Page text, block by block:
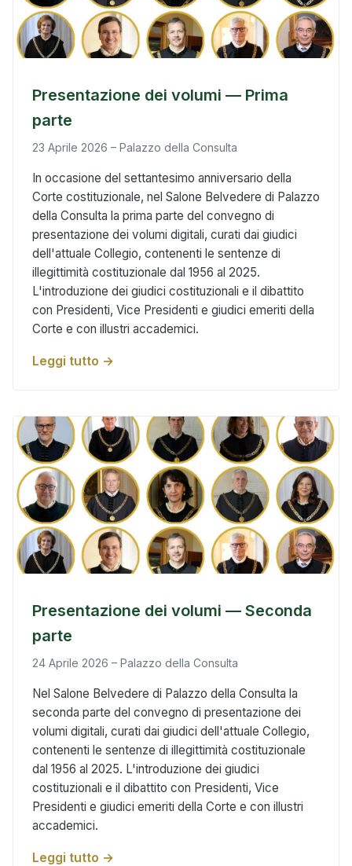
Presentazione dei volumi — Prima
parte
23 Aprile 2026 – Palazzo della Consulta
In occasione del settantesimo anniversario della
Corte costituzionale, nel Salone Belvedere di Palazzo
della Consulta la prima parte del convegno di
presentazione dei volumi digitali, curati dai giudici
dell'attuale Collegio, contenenti le sentenze di
illegittimità costituzionale dal 1956 al 2025.
L'introduzione dei giudici costituzionali e il dibattito
con Presidenti, Vice Presidenti e giudici emeriti della
Corte e con illustri accademici.
Leggi tutto →
Presentazione dei volumi — Seconda
parte
24 Aprile 2026 – Palazzo della Consulta
Nel Salone Belvedere di Palazzo della Consulta la
seconda parte del convegno di presentazione dei
volumi digitali, curati dai giudici dell'attuale Collegio,
contenenti le sentenze di illegittimità costituzionale
dal 1956 al 2025. L'introduzione dei giudici
costituzionali e il dibattito con Presidenti, Vice
Presidenti e giudici emeriti della Corte e con illustri
accademici.
Leggi tutto →